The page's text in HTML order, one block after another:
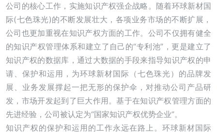
公司的核心工作，实施知识产权强企战略。随着环球新材国
际(七色珠光)的不断发展壮大，各项业务市场的不断扩展，
公司也更加重视在知识产权方面的工作。公司不仅拥有健全
的知识产权管理体系和建立了自己的“专利池”，更是建立了
知识产权的数据库，通过大数据的手段来指导知识产权的申
请、保护和运用，为环球新材国际（七色珠光）的品牌发
展、业务发展撑起一把无形的保护伞，对推动公司产品研
发，市场开发起到了巨大作用。基于在知识产权管理方面的
先进经验，公司被认定为“国家知识产权优势企业”。
知识产权的保护和运用的工作永远在路上。环球新材国际